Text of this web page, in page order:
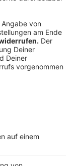
gehört,
geht weiter
für
die
sich noch